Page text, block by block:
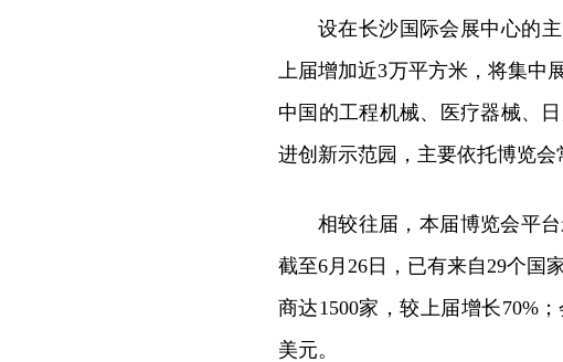
设在长沙国际会展中心的
上届增加近3万平方米，将集中
中国的工程机械、医疗器械、
进创新示范园，主要依托博览会
相较往届，本届博览会平
截至6月26日，已有来自29个国
商达1500家，较上届增长70%
美元。